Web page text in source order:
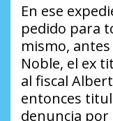
En ese
pedido para
mismo,
Noble, el ex
al fiscal
entonces
denuncia